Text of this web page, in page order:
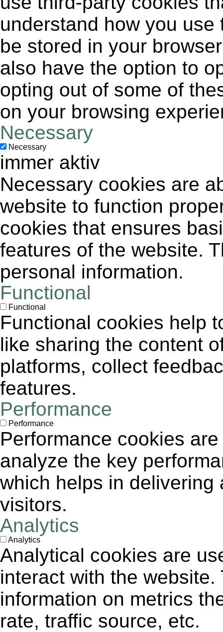
understand how you
be stored in your
also have the option to
opting out of some of
on your browsing
Necessary
Necessary
immer aktiv
Necessary cookies are
website to function
cookies that ensures
features of the website.
personal information.
Functional
Functional
Functional cookies help
like sharing the content
platforms, collect
features.
Performance
Performance
Performance cookies
analyze the key
which helps in delivering
visitors.
Analytics
Analytics
Analytical cookies are
interact with the
information on metrics
rate, traffic source, etc.